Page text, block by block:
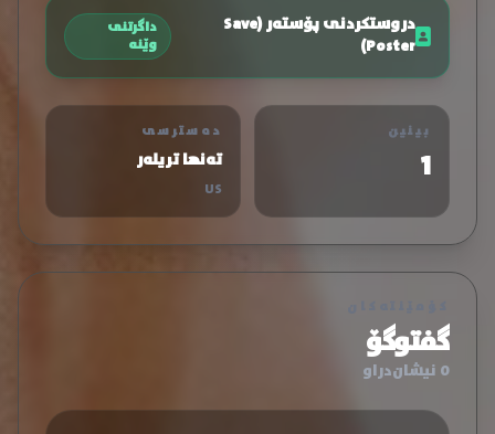
دروستکردنی پۆستەر (Save
Poster)
داگرتنی
وێنە
بینین
1
دەسترسی
تەنها تریلەر
US
گفتوگۆ
0 نیشان‌دراو